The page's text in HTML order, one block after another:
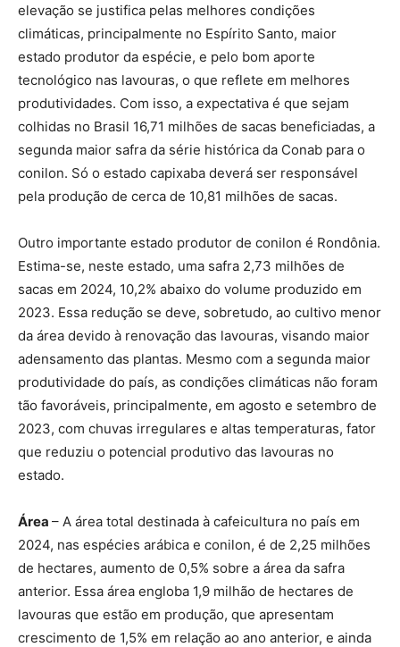
elevação se justifica pelas melhores condições
climáticas, principalmente no Espírito Santo, maior
estado produtor da espécie, e pelo bom aporte
tecnológico nas lavouras, o que reflete em melhores
produtividades. Com isso, a expectativa é que sejam
colhidas no Brasil 16,71 milhões de sacas beneficiadas, a
segunda maior safra da série histórica da Conab para o
conilon. Só o estado capixaba deverá ser responsável
pela produção de cerca de 10,81 milhões de sacas.
Outro importante estado produtor de conilon é Rondônia.
Estima-se, neste estado, uma safra 2,73 milhões de
sacas em 2024, 10,2% abaixo do volume produzido em
2023. Essa redução se deve, sobretudo, ao cultivo menor
da área devido à renovação das lavouras, visando maior
adensamento das plantas. Mesmo com a segunda maior
produtividade do país, as condições climáticas não foram
tão favoráveis, principalmente, em agosto e setembro de
2023, com chuvas irregulares e altas temperaturas, fator
que reduziu o potencial produtivo das lavouras no
estado.
Área – A área total destinada à cafeicultura no país em
2024, nas espécies arábica e conilon, é de 2,25 milhões
de hectares, aumento de 0,5% sobre a área da safra
anterior. Essa área engloba 1,9 milhão de hectares de
lavouras que estão em produção, que apresentam
crescimento de 1,5% em relação ao ano anterior, e ainda